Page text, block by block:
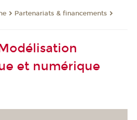
Partenariats & financements
et numérique